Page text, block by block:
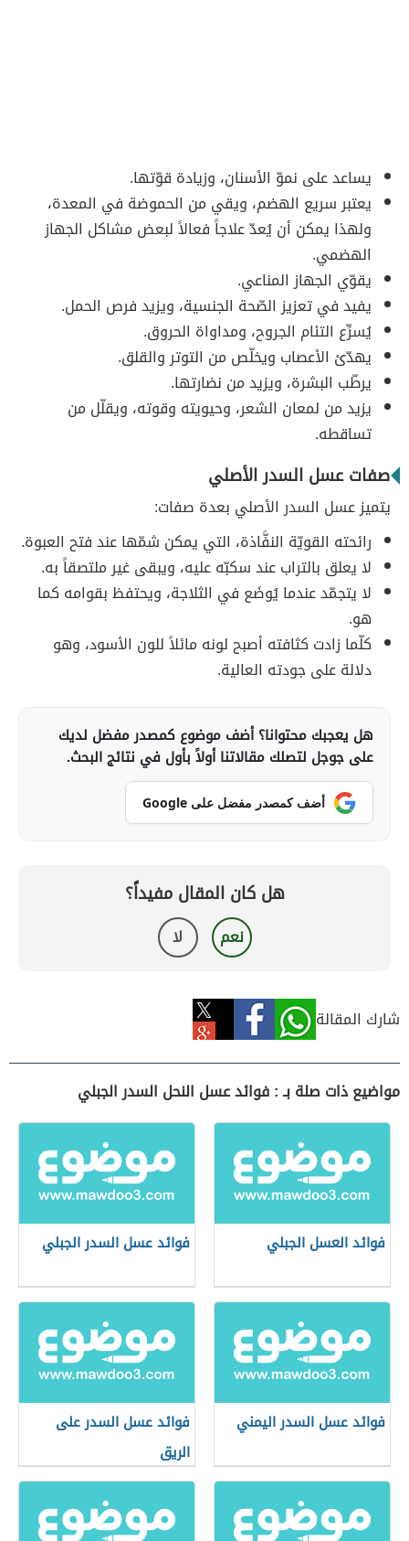
يساعد على نموّ الأسنان، وزيادة قوّتها.
يعتبر سريع الهضم، ويقي من الحموضة في المعدة،
ولهذا يمكن أن يُعدّ علاجاً فعالاً لبعض مشاكل الجهاز
الهضمي.
يقوّي الجهاز المناعي.
يفيد في تعزيز الصّحة الجنسية، ويزيد فرص الحمل.
يُسرِّع التئام الجروح، ومداواة الحروق.
يهدّئ الأعصاب ويخلّص من التوتر والقلق.
يرطّب البشرة، ويزيد من نضارتها.
يزيد من لمعان الشعر، وحيويته وقوته، ويقلّل من
تساقطه.
صفات عسل السدر الأصلي
يتميز عسل السدر الأصلي بعدة صفات:
رائحته القويّة النفَّاذة، التي يمكن شمّها عند فتح العبوة.
لا يعلق بالتراب عند سكبّه عليه، ويبقى غير ملتصقاً به.
لا يتجمّد عندما يُوضَع في الثلاجة، ويحتفظ بقوامه كما
هو.
كلّما زادت كثافته أصبح لونه مائلاً للون الأسود، وهو
دلالة على جودته العالية.
هل يعجبك محتوانا؟ أضف موضوع كمصدر مفضل لديك
على جوجل لتصلك مقالاتنا أولاً بأول في نتائج البحث.
أضف كمصدر مفضل على Google
هل كان المقال مفيداً؟
نعم لا
شارك المقالة
مواضيع ذات صلة بـ : فوائد عسل النحل السدر الجبلي
فوائد العسل الجبلي فوائد عسل السدر الجبلي
فوائد عسل السدر اليمني
فوائد عسل السدر على
الريق